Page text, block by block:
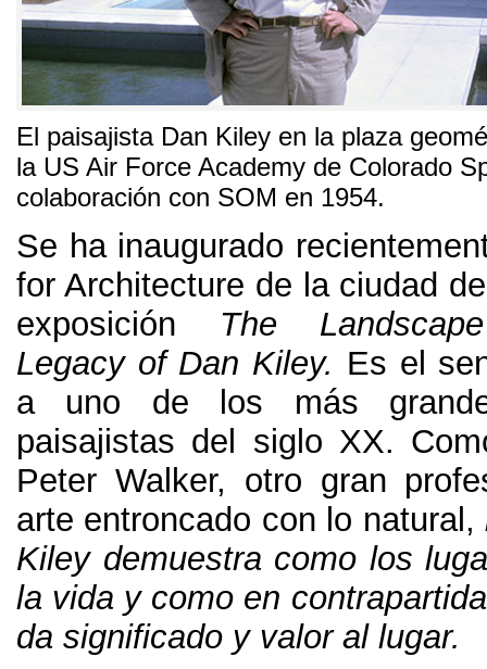
El paisajista Dan Kiley en la plaza
la US Air Force Academy de Colorado
colaboración con SOM en 1954.
Se ha inaugurado
for Architecture de la ciudad
exposición
The
Legacy of Dan Kiley. Es el
a uno de los más
paisajistas del siglo XX.
Peter Walker, otro gran
arte entroncado con lo natural,
Kiley demuestra como los
la vida y como en
da significado y valor al lugar.